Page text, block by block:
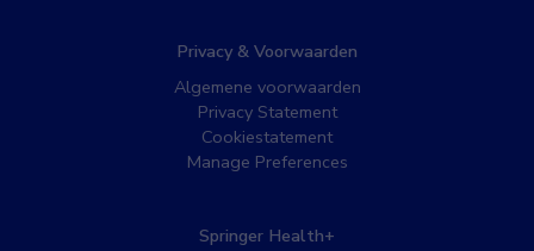
Privacy & Voorwaarden
Algemene voorwaarden
Privacy Statement
Cookiestatement
Manage Preferences
Springer Health+